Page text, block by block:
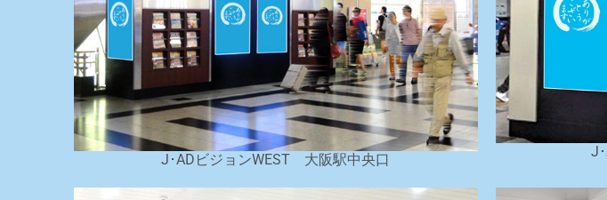
J･ADビジョンWEST 大阪駅中央口 J